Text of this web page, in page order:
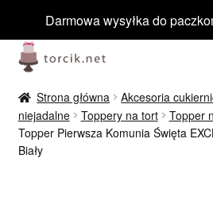
Darmowa wysyłka do
Przejdź
do
nawigacji
Przejdź
do
treści
Jadalne
Niejadalne
Strona główna Akcesoria
niejadalne
Toppery na tort
Topper
Topper Pierwsza Komunia Święta
Biały